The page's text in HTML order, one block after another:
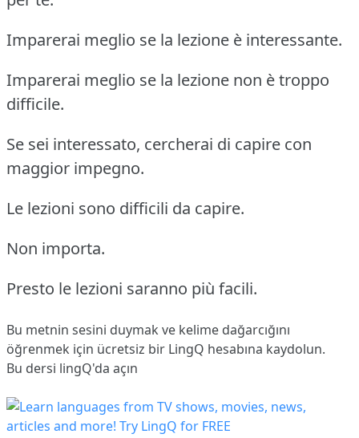
Imparerai meglio se la lezione è interessante.
Imparerai meglio se la lezione non è troppo
difficile.
Se sei interessato, cercherai di capire con
maggior impegno.
Le lezioni sono difficili da capire.
Non importa.
Presto le lezioni saranno più facili.
Bu metnin sesini duymak ve kelime dağarcığını
öğrenmek için ücretsiz bir LingQ hesabına kaydolun.
Bu dersi lingQ'da açın